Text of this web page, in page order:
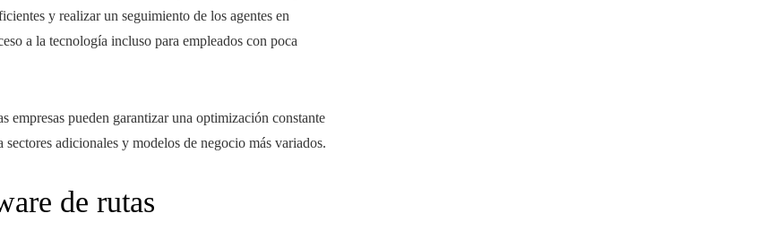
y realizar un seguimiento de los agentes en
a la tecnología incluso para empleados con poca
empresas pueden garantizar una optimización constante
adicionales y modelos de negocio más variados.
de rutas